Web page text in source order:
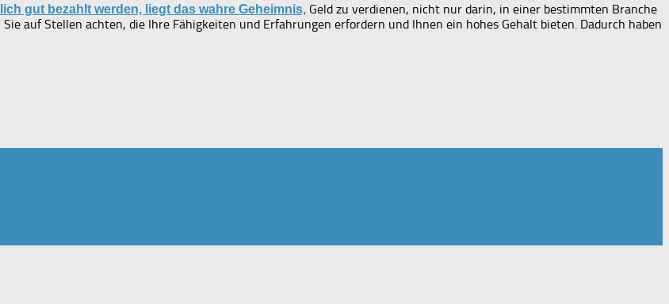
gut bezahlt werden, liegt das wahre Geheimnis, Geld zu verdienen, nicht nur darin, in einer bestimmten Branche
auf Stellen achten, die Ihre Fähigkeiten und Erfahrungen erfordern und Ihnen ein hohes Gehalt bieten. Dadurch haben